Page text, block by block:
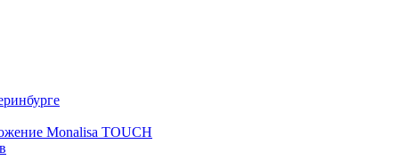
Monalisa TOUCH